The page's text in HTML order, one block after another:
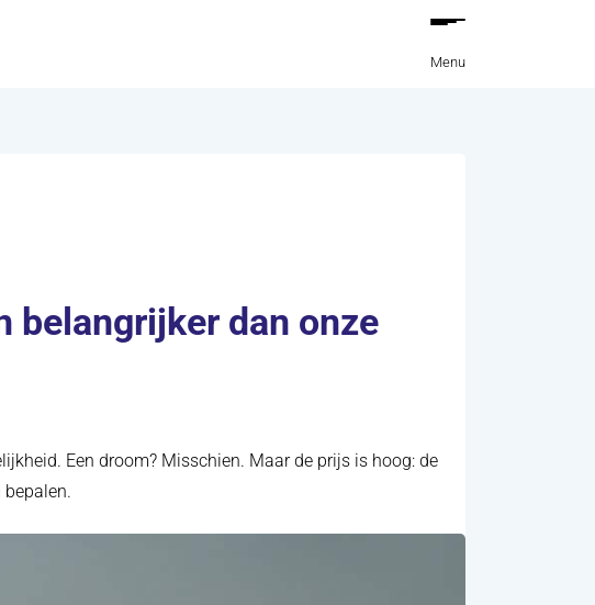
Menu
belangrijker dan onze
Een droom? Misschien. Maar de prijs is hoog: de